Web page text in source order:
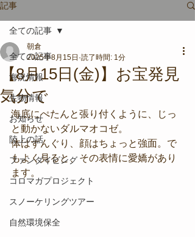
記事
全ての記事
海況情報
生物情報
お知らせ
陸上の話
ファンダイビング
コロマガプロジェクト
スノーケリングツアー
自然環境保全
全ての記事
【8月15日(金)】お宝発見
気分で
朝倉
2025年8月15日 読了時間: 1分
海底にぺたんと張り付くように、じっ
と動かないダルマオコゼ。
体はずんぐり、顔はちょっと強面。で
もよく見ると、その表情に愛嬌があり
ます。